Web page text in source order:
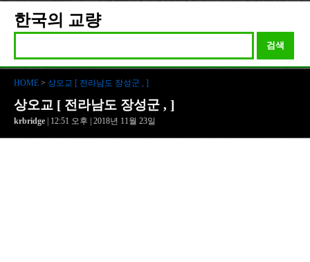
한국의 교량
검색
HOME > 상오교 [ 전라남도 장성군 , ]
상오교 [ 전라남도 장성군 , ]
krbridge | 12:51 오후 | 2018년 11월 23일